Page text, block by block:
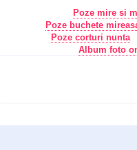
Poze mire si
Poze buchete
Poze corturi nunta
Album foto